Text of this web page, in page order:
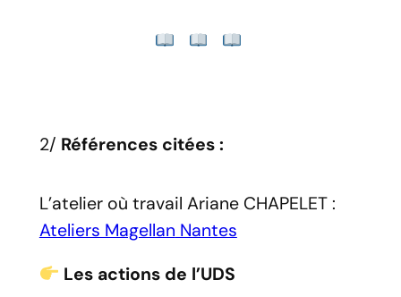
2/ Références citées :
L’atelier où travail Ariane CHAPELET :
Ateliers Magellan Nantes
Les actions de l’UDS